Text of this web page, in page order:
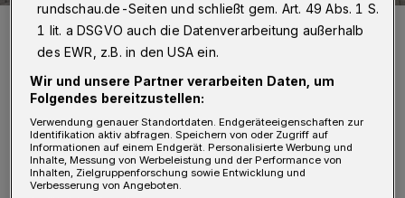
Hier hinter Primark ist nun eine zusätzliche Aufstellfläche für Taxen
beschlossen worden. Und im Raum steht außerdem der Vorschlag
von Michael Müller (CDU), man könne ja – zusätzlich zu diesem
Beschluss – in Hauptausschuss und Rat nochmals über das Thema
diskutieren ...
Foto: Wuppertaler Rundschau
rundschau.de-Seiten und schließt gem. Art. 49 Abs. 1 S.
1 lit. a DSGVO auch die Datenverarbeitung außerhalb
des EWR, z.B. in den USA ein.
Wir und unsere Partner verarbeiten Daten, um
Folgendes bereitzustellen:
Verwendung genauer Standortdaten. Endgeräteeigenschaften zur
Identifikation aktiv abfragen. Speichern von oder Zugriff auf
Informationen auf einem Endgerät. Personalisierte Werbung und
Inhalte, Messung von Werbeleistung und der Performance von
Inhalten, Zielgruppenforschung sowie Entwicklung und
Verbesserung von Angeboten.